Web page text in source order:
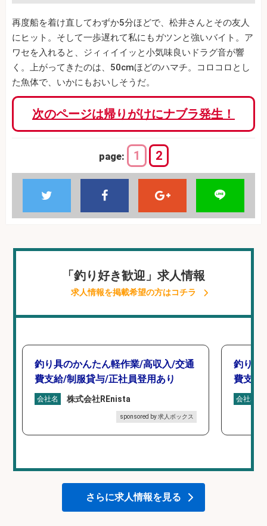
再度船を着け直してわずか5分ほどで、松井さんとその友人
にヒット。そして一歩遅れて私にもガツンと強いバイト。ア
ワセを入れると、ジィィイイッと小気味良いドラグ音が響
く。上がってきたのは、50cmほどのハマチ。コロコロとし
た魚体で、いかにもおいしそうだ。
次のページは帰りがけにナブラ発生！
page: 1 2
「釣り好き歓迎」求人情報
求人情報を掲載希望の方はコチラ
釣り具のかんたん軽作業/高収入/交通
費支給/制服貸与/正社員登用あり
会社名 株式会社REnista
sponsored by 求人ボックス
釣り具
費支給
会社名
さらに求人情報を見る